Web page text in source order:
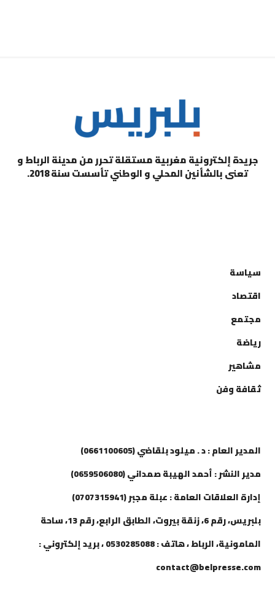
جريدة إلكترونية مغربية مستقلة تحرر من مدينة الرباط و
تعنى بالشأنين المحلي و الوطني تأسست سنة 2018.
سياسة
اقتصاد
مجتمع
رياضة
مشاهير
ثقافة وفن
المدير العام : د . ميلود بلقاضي (0661100605)
مدير النشر : أحمد الهيبة صمداني (0659506080)
إدارة العلاقات العامة : عبلة مجبر (0707315941)
بلبريس، رقم 6، زنقة بيروت، الطابق الرابع، رقم 13، ساحة
المامونية، الرباط ، هاتف : 0530285088 ، بريد إلكتروني :
contact@belpresse.com